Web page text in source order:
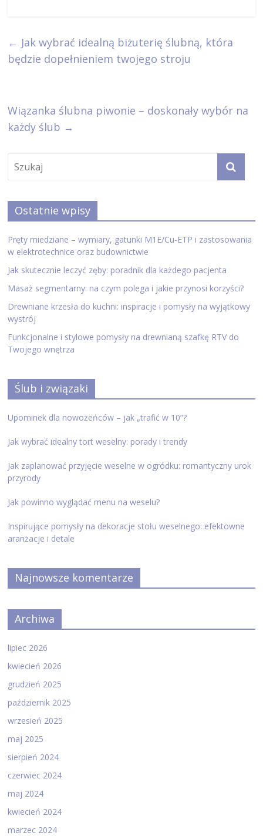
← Jak wybrać idealną biżuterię ślubną, która
będzie dopełnieniem twojego stroju
Wiązanka ślubna piwonie – doskonały wybór na
każdy ślub →
Ostatnie wpisy
Pręty miedziane – wymiary, gatunki M1E/Cu-ETP i zastosowania
w elektrotechnice oraz budownictwie
Jak skutecznie leczyć zęby: poradnik dla każdego pacjenta
Masaż segmentarny: na czym polega i jakie przynosi korzyści?
Drewniane krzesła do kuchni: inspiracje i pomysły na wyjątkowy
wystrój
Funkcjonalne i stylowe pomysły na drewnianą szafkę RTV do
Twojego wnętrza
Ślub i związaki
Upominek dla nowożeńców – jak „trafić w 10”?
Jak wybrać idealny tort weselny: porady i trendy
Jak zaplanować przyjęcie weselne w ogródku: romantyczny urok
przyrody
Jak powinno wyglądać menu na weselu?
Inspirujące pomysły na dekoracje stołu weselnego: efektowne
aranżacje i detale
Najnowsze komentarze
Archiwa
lipiec 2026
kwiecień 2026
grudzień 2025
październik 2025
wrzesień 2025
maj 2025
sierpień 2024
czerwiec 2024
maj 2024
kwiecień 2024
marzec 2024